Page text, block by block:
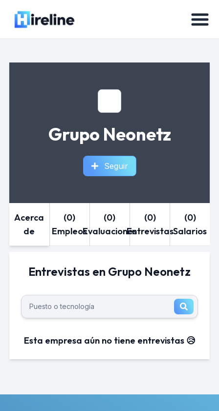
Grupo Neonetz
Seguir
Acerca
de
(0)
Empleos
(0)
Evaluaciones
(0)
Entrevistas
(0)
Salarios
Entrevistas en Grupo Neonetz
Esta empresa aún no tiene entrevistas 😥